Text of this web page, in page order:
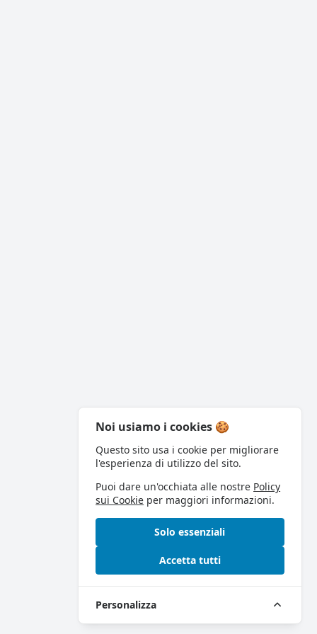
Noi usiamo i cookies 🍪
Questo sito usa i cookie per migliorare
l'esperienza di utilizzo del sito.
Puoi dare un'occhiata alle nostre Policy
sui Cookie per maggiori informazioni.
Solo essenziali
Accetta tutti
Personalizza